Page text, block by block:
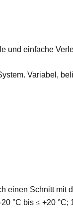
und einfache
Variabel,
einen Schnitt mit
°C bis ≤ +20 °C;